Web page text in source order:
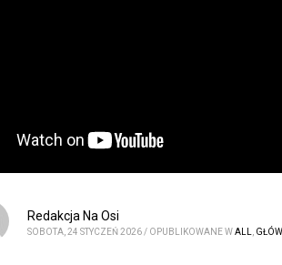
Redakcja Na Osi
SOBOTA, 24 STYCZEŃ 2026 / OPUBLIKOWANE WALL